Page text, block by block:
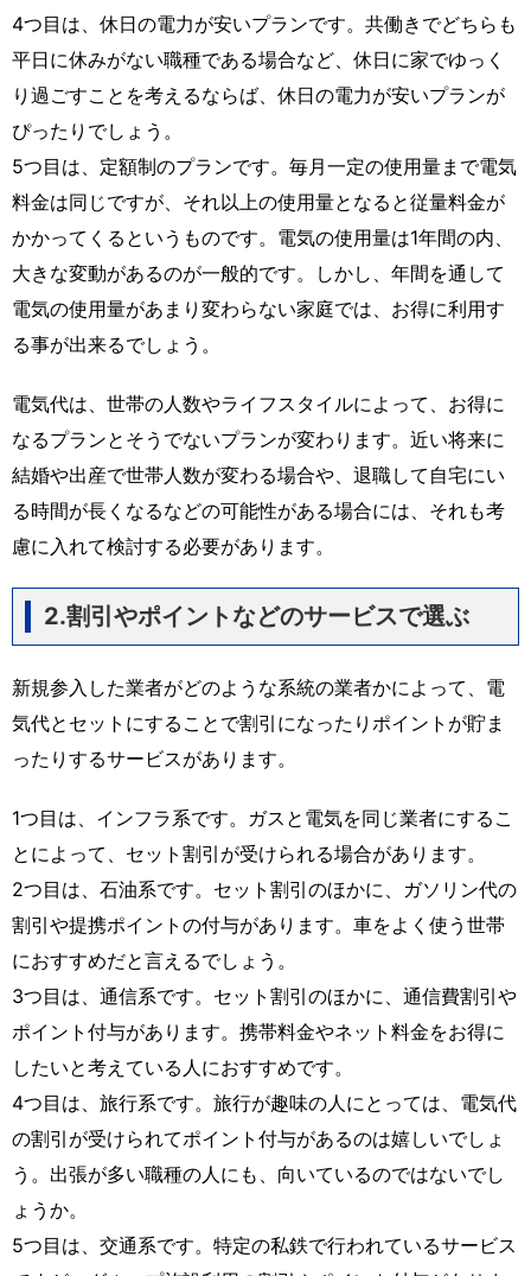
4つ目は、休日の電力が安いプランです。共働きでどちらも
平日に休みがない職種である場合など、休日に家でゆっく
り過ごすことを考えるならば、休日の電力が安いプランが
ぴったりでしょう。
5つ目は、定額制のプランです。毎月一定の使用量まで電気
料金は同じですが、それ以上の使用量となると従量料金が
かかってくるというものです。電気の使用量は1年間の内、
大きな変動があるのが一般的です。しかし、年間を通して
電気の使用量があまり変わらない家庭では、お得に利用す
る事が出来るでしょう。
電気代は、世帯の人数やライフスタイルによって、お得に
なるプランとそうでないプランが変わります。近い将来に
結婚や出産で世帯人数が変わる場合や、退職して自宅にい
る時間が長くなるなどの可能性がある場合には、それも考
慮に入れて検討する必要があります。
2.割引やポイントなどのサービスで選ぶ
新規参入した業者がどのような系統の業者かによって、電
気代とセットにすることで割引になったりポイントが貯ま
ったりするサービスがあります。
1つ目は、インフラ系です。ガスと電気を同じ業者にするこ
とによって、セット割引が受けられる場合があります。
2つ目は、石油系です。セット割引のほかに、ガソリン代の
割引や提携ポイントの付与があります。車をよく使う世帯
におすすめだと言えるでしょう。
3つ目は、通信系です。セット割引のほかに、通信費割引や
ポイント付与があります。携帯料金やネット料金をお得に
したいと考えている人におすすめです。
4つ目は、旅行系です。旅行が趣味の人にとっては、電気代
の割引が受けられてポイント付与があるのは嬉しいでしょ
う。出張が多い職種の人にも、向いているのではないでし
ょうか。
5つ目は、交通系です。特定の私鉄で行われているサービス